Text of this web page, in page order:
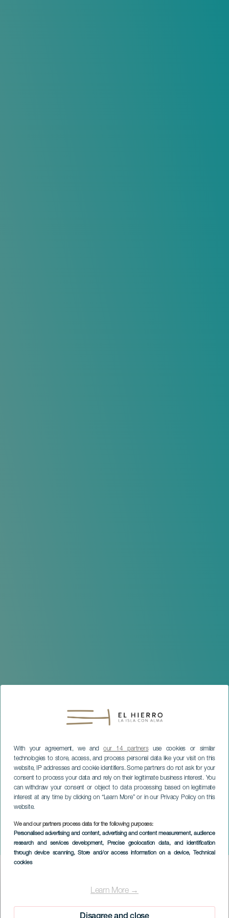
With your agreement, we andour 14 partnersuse cookies or similar
technologies to store, access, and process personal data like your visit on this
website, IP addresses and cookie identifiers. Some partners do not ask for your
consent to process your data and rely on their legitimate business interest. You
can withdraw your consent or object to data processing based on legitimate
interest at any time by clicking on “Learn More” or in our Privacy Policy on this
website.
We and our partners process data for the following purposes:
Personalised advertising and content, advertising and content measurement, audience
research and services development, Precise geolocation data, and identification
through device scanning, Store and/or access information on a device, Technical
cookies
Learn More →
Trail Cris Santurino
EL HIERRO